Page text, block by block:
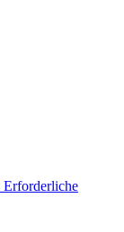
Erforderliche